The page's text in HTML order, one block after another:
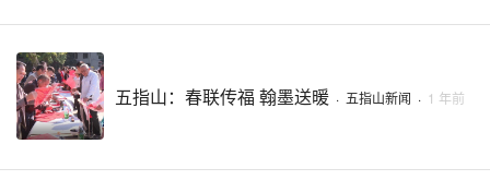
五指山：春联传福 翰墨送暖 · 五指山新闻 · 1 年前